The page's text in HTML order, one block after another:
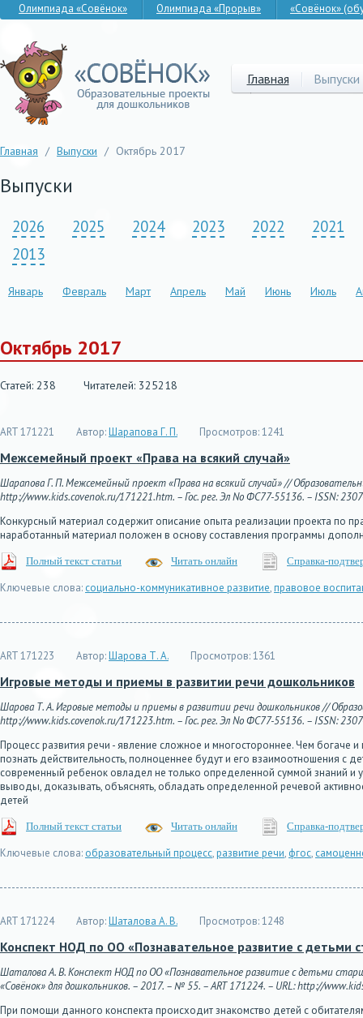
Олимпиада «Совёнок» Олимпиада «Прорыв» «Совёнок»
Главная Выпуски
Главная / Выпуски / Октябрь 2017
Выпуски
2026 2025 2024 2023 2022
2021
2013
Январь Февраль Март Апрель Май Июнь Июль
Октябрь 2017
Статей: 238 Читателей: 325218
ART 171221 Автор:Шарапова Г. П. Просмотров:1241
Межсемейный проект «Права на всякий случай»
Шарапова Г. П. Межсемейный проект «Права на всякий случай» //
http://www.kids.covenok.ru/171221.htm. – Гос. рег. Эл No ФС77-55136. – ISSN:
Конкурсный материал содержит описание опыта реализации проекта по
наработанный материал положен в основу составления программы
Полный текст статьи Читать онлайн Справка-
Ключевые слова: социально-коммуникативное развитие,правовое
ART 171223 Автор:Шарова Т. А. Просмотров:1361
Игровые методы и приемы в развитии речи дошкольников
Шарова Т. А. Игровые методы и приемы в развитии речи дошкольников //
http://www.kids.covenok.ru/171223.htm. – Гос. рег. Эл No ФС77-55136. – ISSN:
Процесс развития речи - явление сложное и многостороннее. Чем богаче
познать действительность, полноценнее будут и его взаимоотношения с
современный ребенок овладел не только определенной суммой знаний и
выводы, доказывать, объяснять, обладать определенной речевой
детей
Полный текст статьи Читать онлайн Справка-
Ключевые слова: образовательный процесс,развитие речи, фгос,
ART 171224 Автор:Шаталова А. В. Просмотров:1248
Конспект НОД по ОО «Познавательное развитие с детьми
Шаталова А. В. Конспект НОД по ОО «Познавательное развитие с детьми
«Совёнок» для дошкольников. – 2017. – № 55. – ART 171224. – URL: http://
При помощи данного конспекта происходит знакомство детей с